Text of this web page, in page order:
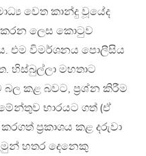
වෙත කාන්දු වූයේද
ලෙස කොටුව
එම විමර්ශනය පොලීසිය
හිස්බුල්ලා මහතාට
බල කළ බවට, ප්‍රශ්න කිරීම
භාරයට ගත් (ඒ
ප්‍රකාශය කළ දරුවා
හතර දෙනෙකු